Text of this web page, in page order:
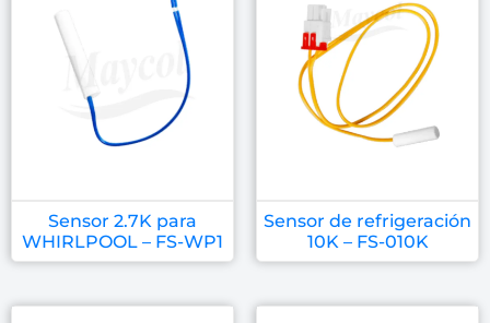
Sensor 2.7K para
WHIRLPOOL – FS-WP1
Sensor de refrigeración
10K – FS-010K